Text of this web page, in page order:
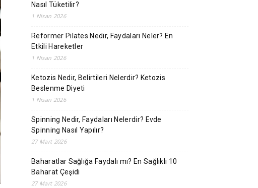
Nasıl Tüketilir?
1 Nisan 2026
Reformer Pilates Nedir, Faydaları Neler? En
Etkili Hareketler
1 Nisan 2026
Ketozis Nedir, Belirtileri Nelerdir? Ketozis
Beslenme Diyeti
1 Nisan 2026
Spinning Nedir, Faydaları Nelerdir? Evde
Spinning Nasıl Yapılır?
27 Mart 2026
Baharatlar Sağlığa Faydalı mı? En Sağlıklı 10
Baharat Çeşidi
27 Mart 2026